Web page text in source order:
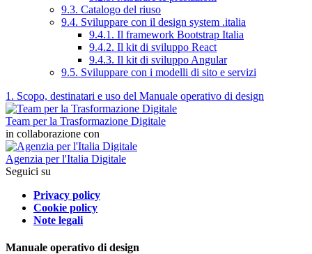
9.3. Catalogo del riuso
9.4. Sviluppare con il design system .italia
9.4.1. Il framework Bootstrap Italia
9.4.2. Il kit di sviluppo React
9.4.3. Il kit di sviluppo Angular
9.5. Sviluppare con i modelli di sito e servizi
1. Scopo, destinatari e uso del Manuale operativo di design
Team per la Trasformazione Digitale
in collaborazione con
Agenzia per l'Italia Digitale
Seguici su
Privacy policy
Cookie policy
Note legali
Manuale operativo di design